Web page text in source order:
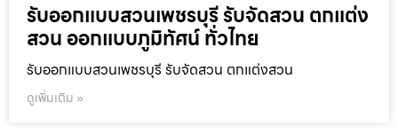
รับออกแบบสวนเพชรบุรี รับจัดสวน ตกแต่ง
สวน ออกแบบภูมิทัศน์ ทั่วไทย
รับออกแบบสวนเพชรบุรี รับจัดสวน ตกแต่งสวน
ดูเพิ่มเติม »